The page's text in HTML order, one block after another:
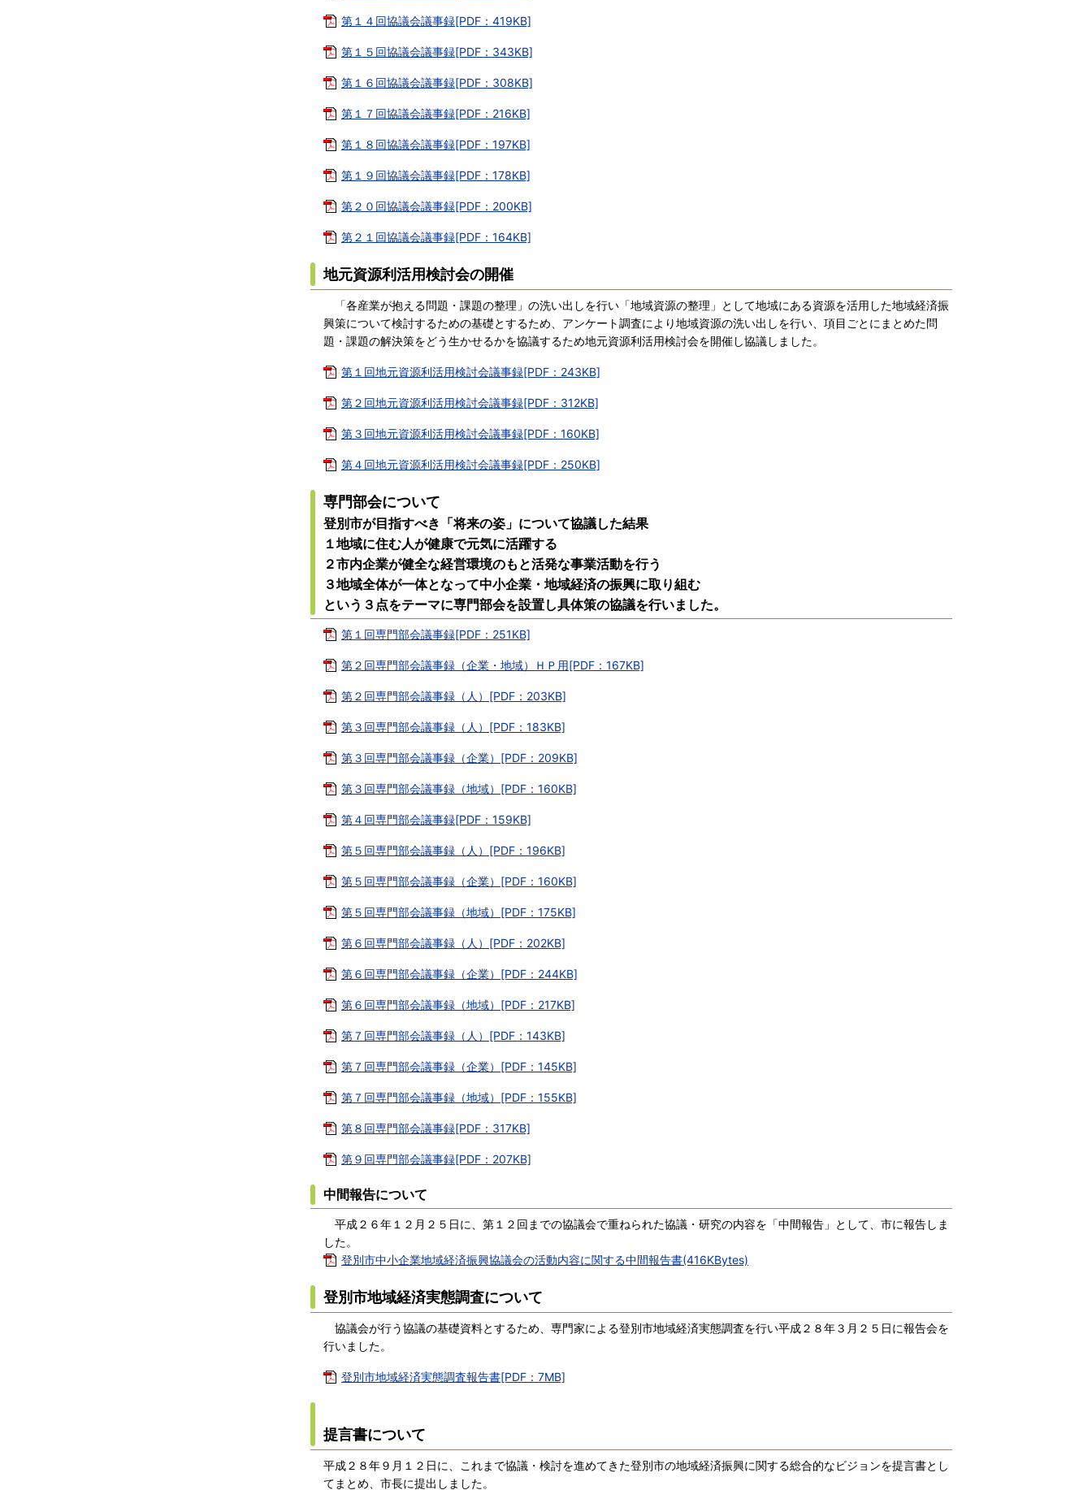
第１４回協議会議事録[PDF：419KB]
第１５回協議会議事録[PDF：343KB]
第１６回協議会議事録[PDF：308KB]
第１７回協議会議事録[PDF：216KB]
第１８回協議会議事録[PDF：197KB]
第１９回協議会議事録[PDF：178KB]
第２０回協議会議事録[PDF：200KB]
第２１回協議会議事録[PDF：164KB]
地元資源利活用検討会の開催
「各産業が抱える問題・課題の整理」の洗い出しを行い「地域資源の整理」として地域にある資源を活用した地域経済振
興策について検討するための基礎とするため、アンケート調査により地域資源の洗い出しを行い、項目ごとにまとめた問
題・課題の解決策をどう生かせるかを協議するため地元資源利活用検討会を開催し協議しました。
第１回地元資源利活用検討会議事録[PDF：243KB]
第２回地元資源利活用検討会議事録[PDF：312KB]
第３回地元資源利活用検討会議事録[PDF：160KB]
第４回地元資源利活用検討会議事録[PDF：250KB]
専門部会について
登別市が目指すべき「将来の姿」について協議した結果
１地域に住む人が健康で元気に活躍する
２市内企業が健全な経営環境のもと活発な事業活動を行う
３地域全体が一体となって中小企業・地域経済の振興に取り組む
という３点をテーマに専門部会を設置し具体策の協議を行いました。
第１回専門部会議事録[PDF：251KB]
第２回専門部会議事録（企業・地域）ＨＰ用[PDF：167KB]
第２回専門部会議事録（人）[PDF：203KB]
第３回専門部会議事録（人）[PDF：183KB]
第３回専門部会議事録（企業）[PDF：209KB]
第３回専門部会議事録（地域）[PDF：160KB]
第４回専門部会議事録[PDF：159KB]
第５回専門部会議事録（人）[PDF：196KB]
第５回専門部会議事録（企業）[PDF：160KB]
第５回専門部会議事録（地域）[PDF：175KB]
第６回専門部会議事録（人）[PDF：202KB]
第６回専門部会議事録（企業）[PDF：244KB]
第６回専門部会議事録（地域）[PDF：217KB]
第７回専門部会議事録（人）[PDF：143KB]
第７回専門部会議事録（企業）[PDF：145KB]
第７回専門部会議事録（地域）[PDF：155KB]
第８回専門部会議事録[PDF：317KB]
第９回専門部会議事録[PDF：207KB]
中間報告について
平成２６年１２月２５日に、第１２回までの協議会で重ねられた協議・研究の内容を「中間報告」として、市に報告しま
した。
登別市中小企業地域経済振興協議会の活動内容に関する中間報告書(416KBytes)
登別市地域経済実態調査について
協議会が行う協議の基礎資料とするため、専門家による登別市地域経済実態調査を行い平成２８年３月２５日に報告会を
行いました。
登別市地域経済実態調査報告書[PDF：7MB]
提言書について
平成２８年９月１２日に、これまで協議・検討を進めてきた登別市の地域経済振興に関する総合的なビジョンを提言書とし
てまとめ、市長に提出しました。